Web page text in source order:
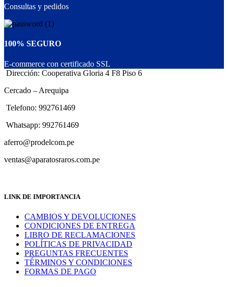
Consultas y pedidos
100% SEGURO
E-commerce con certificado SSL
Dirección: Cooperativa Gloria 4 F8 Piso 6
Cercado – Arequipa
Telefono: 992761469
Whatsapp: 992761469
aferro@prodelcom.pe
ventas@aparatosraros.com.pe
LINK DE IMPORTANCIA
CAMBIOS Y DEVOLUCIONES
CONDICIONES DE ENTREGA
LIBRO DE RECLAMACIONES
POLÍTICAS DE PRIVACIDAD
PREGUNTAS FRECUENTES
TÉRMINOS Y CONDICIONES
FORMAS DE PAGO